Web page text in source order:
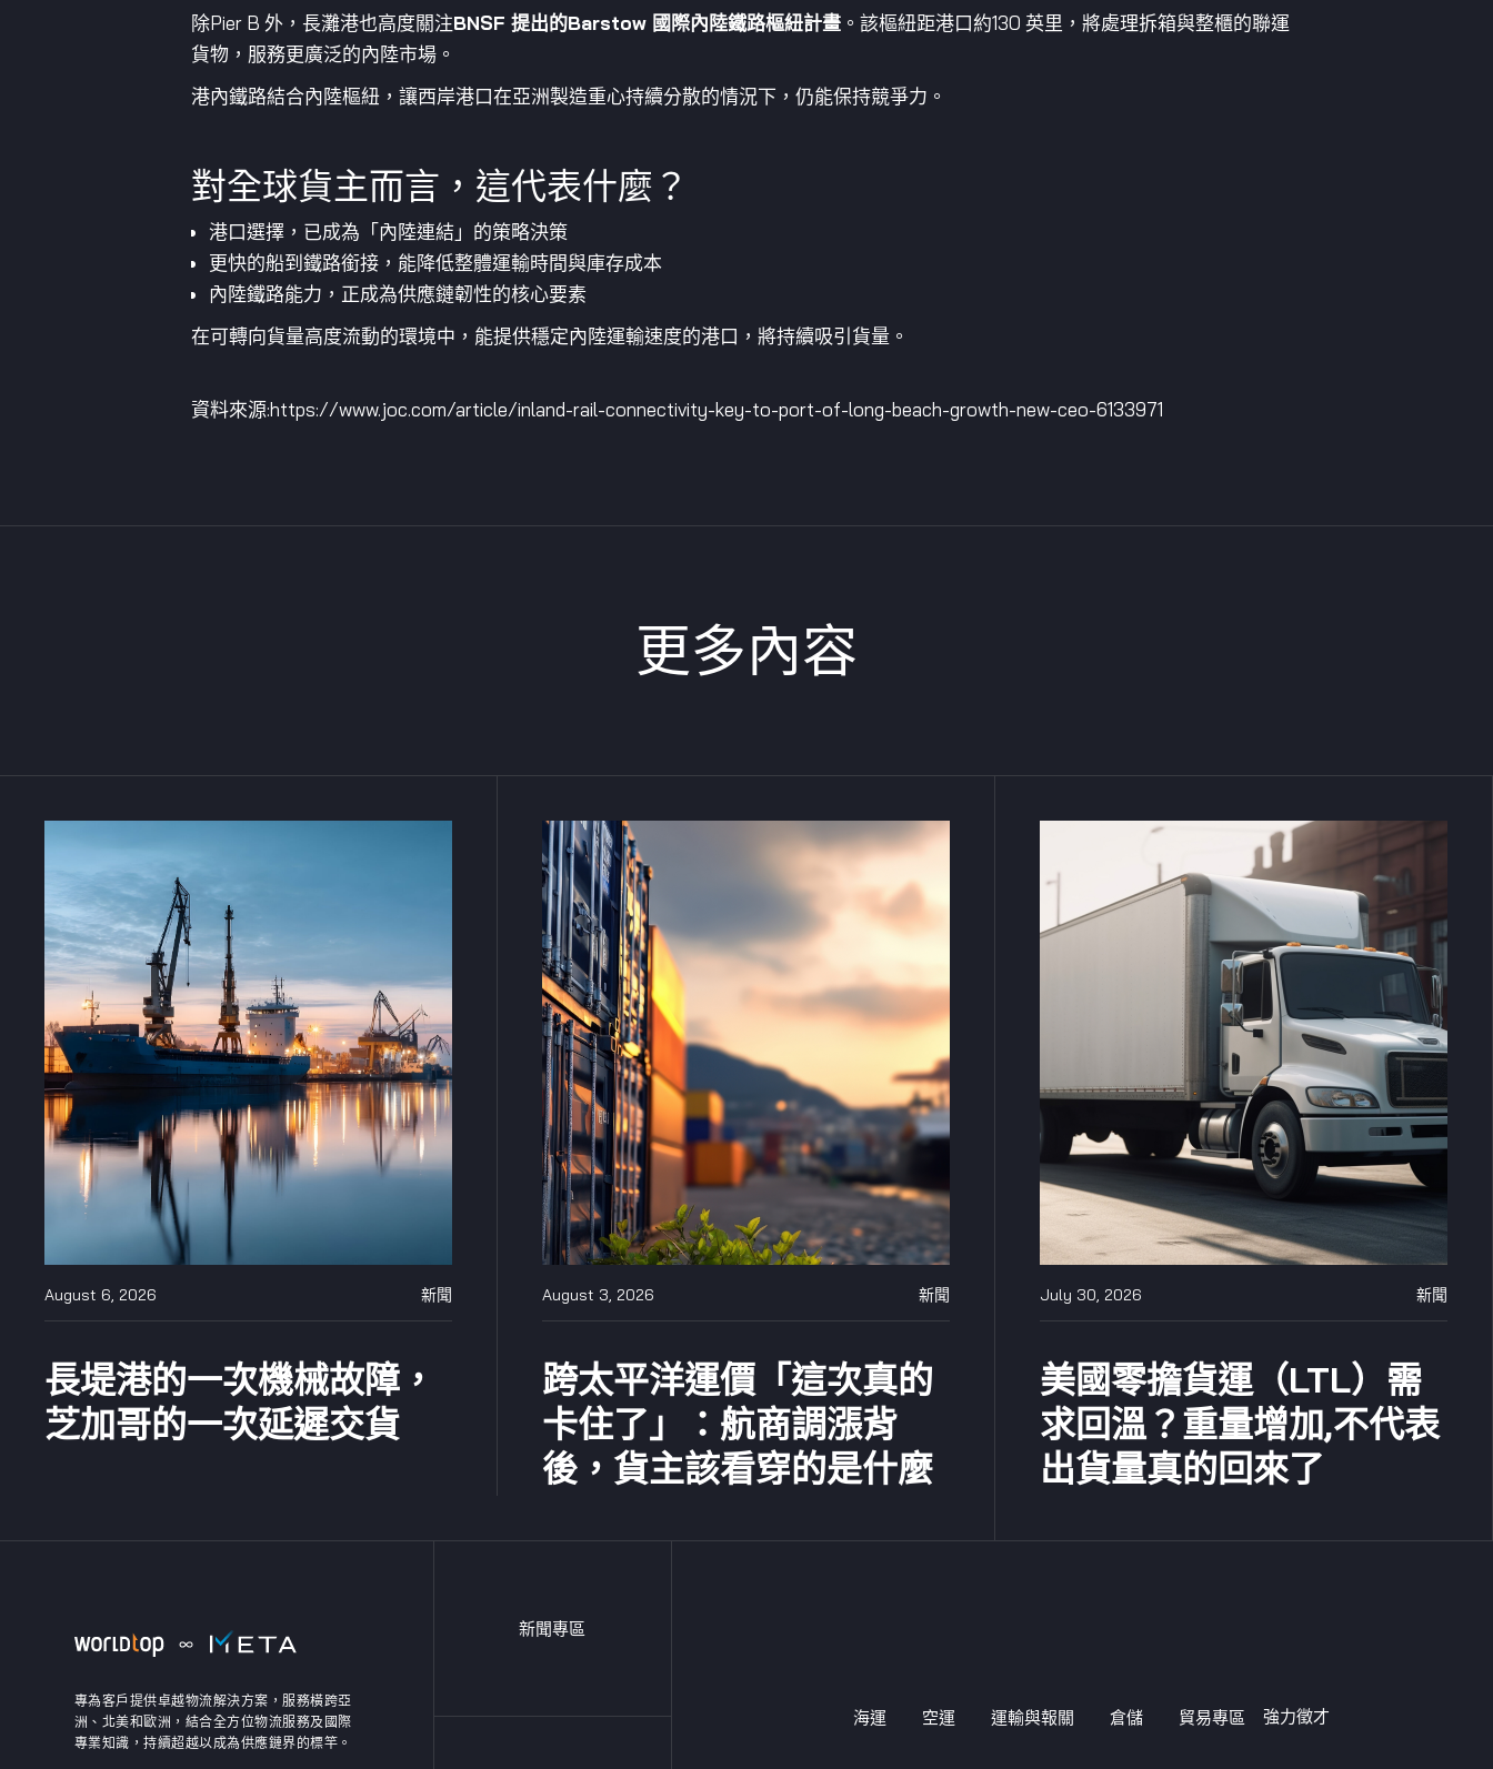
除Pier B 外，長灘港也高度關注BNSF 提出的Barstow 國際內陸鐵路樞紐計畫 。該樞紐距港口約130 英里，將處理拆箱與整櫃的聯運
貨物，服務更廣泛的內陸市場。
港內鐵路結合內陸樞紐，讓西岸港口在亞洲製造重心持續分散的情況下，仍能保持競爭力。
對全球貨主而言，這代表什麼？
港口選擇，已成為「內陸連結」的策略決策
更快的船到鐵路銜接，能降低整體運輸時間與庫存成本
內陸鐵路能力，正成為供應鏈韌性的核心要素
在可轉向貨量高度流動的環境中，能提供穩定內陸運輸速度的港口，將持續吸引貨量。
資料來源:https://www.joc.com/article/inland-rail-connectivity-key-to-port-of-long-beach-growth-new-ceo-6133971
更多內容
August 6, 2026 新聞
長堤港的一次機械故障，
芝加哥的一次延遲交貨
August 3, 2026 新聞
跨太平洋運價「這次真的
卡住了」：航商調漲背
後，貨主該看穿的是什麼
July 30, 2026 新聞
美國零擔貨運（LTL）需
求回溫？重量增加,不代表
出貨量真的回來了
專為客戶提供卓越物流解決方案，服務橫跨亞
洲、北美和歐洲，結合全方位物流服務及國際
專業知識，持續超越以成為供應鏈界的標竿。
新聞專區
海運 空運 運輸與報關 倉儲 貿易專區 強力徵才